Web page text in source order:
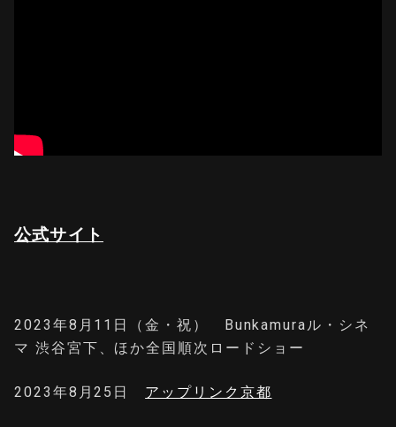
公式サイト
2023年8月11日（金・祝） Bunkamuraル・シネ
マ 渋谷宮下、ほか全国順次ロードショー
2023年8月25日 アップリンク京都